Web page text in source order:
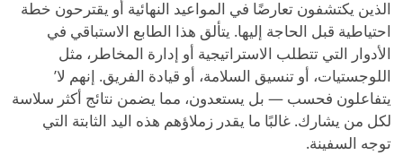
الذين يكتشفون تعارضًا في المواعيد النهائية أو يقترحون خطة
احتياطية قبل الحاجة إليها. يتألق هذا الطابع الاستباقي في
الأدوار التي تتطلب الاستراتيجية أو إدارة المخاطر، مثل
اللوجستيات، أو تنسيق السلامة، أو قيادة الفريق. إنهم لا’
يتفاعلون فحسب — بل يستعدون، مما يضمن نتائج أكثر سلاسة
لكل من يشارك. غالبًا ما يقدر زملاؤهم هذه اليد الثابتة التي
توجه السفينة.